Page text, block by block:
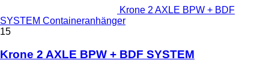
Krone 2 AXLE BPW + BDF
SYSTEM Containeranhänger
15
Krone 2 AXLE BPW + BDF SYSTEM